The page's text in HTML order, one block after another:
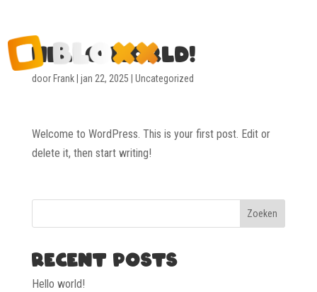
Hello world!
door Frank| jan 22, 2025 Uncategorized
Welcome to WordPress. This is your first post. Edit or
delete it, then start writing!
Zoeken
Recent Posts
Hello world!